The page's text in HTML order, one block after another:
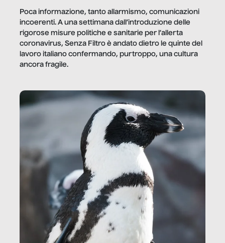
Poca informazione, tanto allarmismo, comunicazioni
incoerenti. A una settimana dall’introduzione delle
rigorose misure politiche e sanitarie per l’allerta
coronavirus, Senza Filtro è andato dietro le quinte del
lavoro italiano confermando, purtroppo, una cultura
ancora fragile.